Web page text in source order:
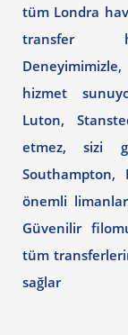
tüm Londra
transfer
hizmet
Luton,
etmez, sizi
Southampton,
önemli
Güvenilir
tüm
sağlar